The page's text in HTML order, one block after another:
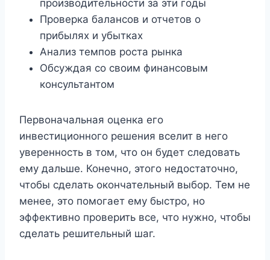
производительности за эти годы
Проверка балансов и отчетов о
прибылях и убытках
Анализ темпов роста рынка
Обсуждая со своим финансовым
консультантом
Первоначальная оценка его
инвестиционного решения вселит в него
уверенность в том, что он будет следовать
ему дальше. Конечно, этого недостаточно,
чтобы сделать окончательный выбор. Тем не
менее, это помогает ему быстро, но
эффективно проверить все, что нужно, чтобы
сделать решительный шаг.